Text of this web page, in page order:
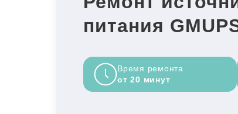
питания
Время ремонта
от 20 минут